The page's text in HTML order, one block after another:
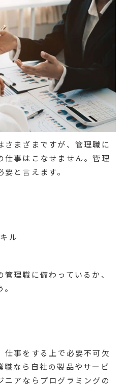
さまざまですが、管理職に
仕事はこなせません。管理
と言えます。
ル
理職に備わっているか、
仕事をする上で必要不可欠
職なら自社の製品やサービ
ニアならプログラミングの